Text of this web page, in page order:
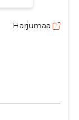
Harjumaa